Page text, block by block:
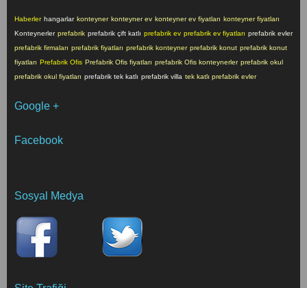
Haberler hangarlar konteyner konteyner ev konteyner ev fiyatları konteyner fiyatları
Konteynerler prefabrik prefabrik çift katlı prefabrik ev prefabrik ev fiyatları prefabrik evler
prefabrik firmaları prefabrik fiyatları prefabrik konteyner prefabrik konut prefabrik konut
fiyatları Prefabrik Ofis Prefabrik Ofis fiyatları prefabrik Ofis konteynerler prefabrik okul
prefabrik okul fiyatları prefabrik tek katlı prefabrik villa tek katlı prefabrik evler
Google +
Facebook
Sosyal Medya